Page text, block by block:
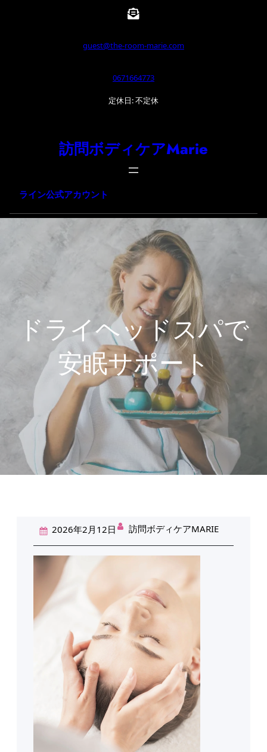
guest@the-room-marie.com
0671664773
定休日: 不定休
訪問ボディケアMarie
ライン公式アカウント
ドライヘッドスパで
安眠サポート
2026年2月12日 訪問ボディケアMARIE